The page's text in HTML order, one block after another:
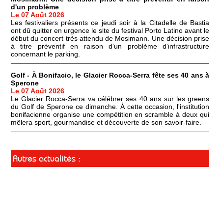
d'un problème
Le 07 Août 2026
Les festivaliers présents ce jeudi soir à la Citadelle de Bastia
ont dû quitter en urgence le site du festival Porto Latino avant le
début du concert très attendu de Mosimann. Une décision prise
à titre préventif en raison d'un problème d'infrastructure
concernant le parking.
Golf - À Bonifacio, le Glacier Rocca-Serra fête ses 40 ans à
Sperone
Le 07 Août 2026
Le Glacier Rocca-Serra va célébrer ses 40 ans sur les greens
du Golf de Sperone ce dimanche. À cette occasion, l'institution
bonifacienne organise une compétition en scramble à deux qui
mêlera sport, gourmandise et découverte de son savoir-faire.
Autres actualités :